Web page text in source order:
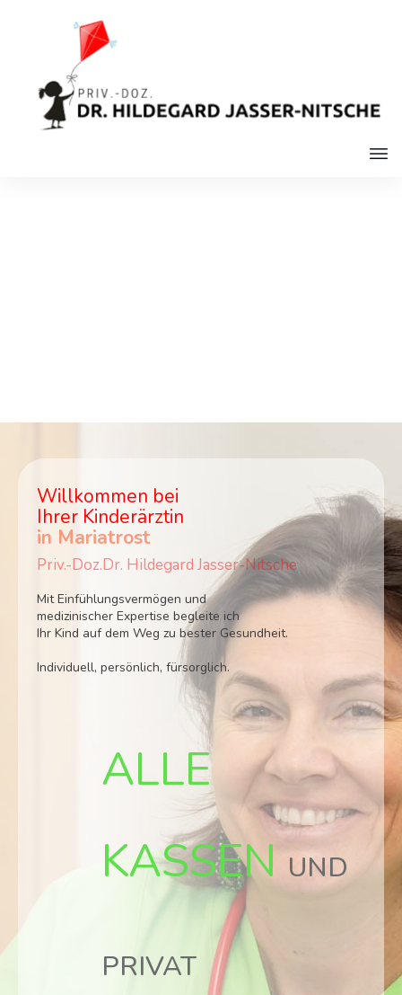
Willkommen bei
Ihrer Kinderärztin
in Mariatrost
Priv.-Doz.Dr. Hildegard Jasser-Nitsche
Mit Einfühlungsvermögen und
medizinischer Expertise begleite ich
Ihr Kind auf dem Weg zu bester Gesundheit.
Individuell, persönlich, fürsorglich.
ALLE
KASSEN UND
PRIVAT